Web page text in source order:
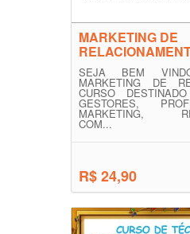
MARKETING DE
SEJA BEM
MARKETING DE
CURSO
GESTORES,
MARKETING,
COM...
R$ 24,90